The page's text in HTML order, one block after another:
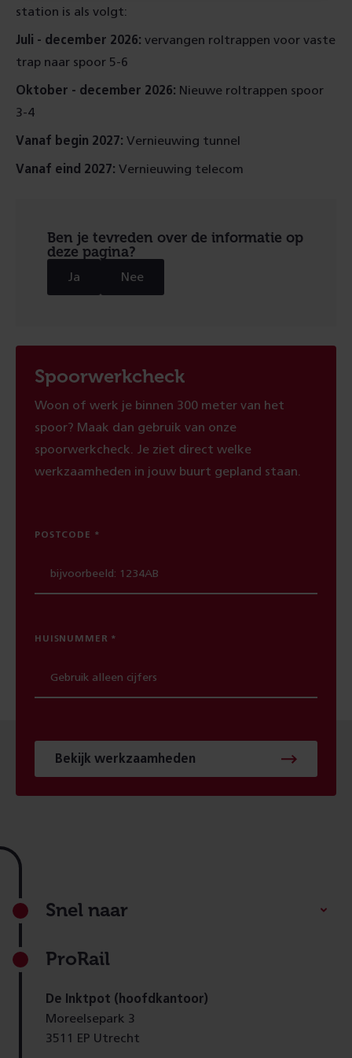
station is als volgt:
Juli - december 2026: vervangen roltrappen voor vaste
trap naar spoor 5-6
Oktober - december 2026: Nieuwe roltrappen spoor
3-4
Vanaf begin 2027: Vernieuwing tunnel
Vanaf eind 2027: Vernieuwing telecom
Ben je tevreden over de informatie op
deze pagina?
Ja Nee
Spoorwerkcheck
Woon of werk je binnen 300 meter van het
spoor? Maak dan gebruik van onze
spoorwerkcheck. Je ziet direct welke
werkzaamheden in jouw buurt gepland staan.
POSTCODE
HUISNUMMER
Bekijk werkzaamheden
Footer
Snel naar
ProRail
De Inktpot (hoofdkantoor)
Moreelsepark 3
3511 EP Utrecht